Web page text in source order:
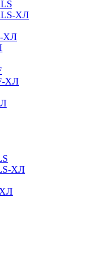
ХЛ
ХЛ
ХЛ
ХЛ